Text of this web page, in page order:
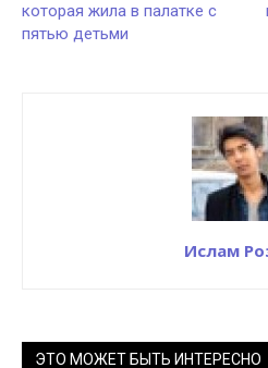
которая жила в палатке с
пятью детьми
Ислам
ЭТО МОЖЕТ БЫТЬ ИНТЕРЕСНО